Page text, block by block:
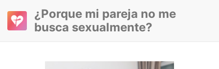
¿Porque mi pareja no me
busca sexualmente?